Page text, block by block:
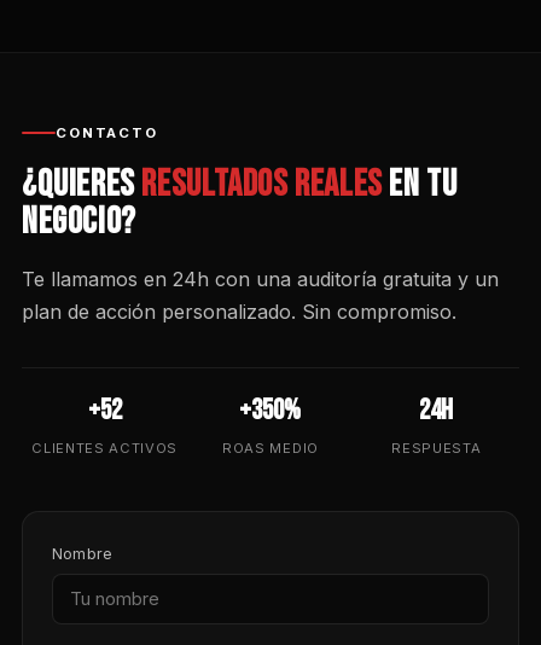
CONTACTO
¿Quieresresultados realesen tu
negocio?
Te llamamos en 24h con una auditoría gratuita y un
plan de acción personalizado. Sin compromiso.
+52
CLIENTES ACTIVOS
+350%
ROAS MEDIO
24h
RESPUESTA
Nombre